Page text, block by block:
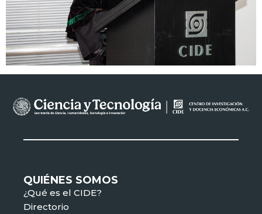
QUIÉNES SOMOS
¿Qué es el CIDE?
Directorio